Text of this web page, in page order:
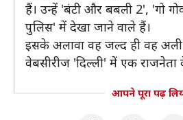
हैं। उन्हें 'बंटी और बबली 2', 'गो
पुलिस' में देखा जाने वाले हैं।
इसके अलावा वह जल्द ही वह
वेबसीरीज 'दिल्ली' में एक राजनेता
आपने पूरा पढ़